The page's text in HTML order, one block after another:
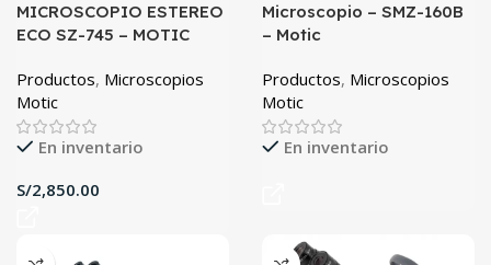
MICROSCOPIO ESTEREO
ECO SZ-745 – MOTIC
Productos, Microscopios
Motic
En inventario
S/
Microscopio – SMZ-160B
– Motic
Productos, Microscopios
Motic
En inventario